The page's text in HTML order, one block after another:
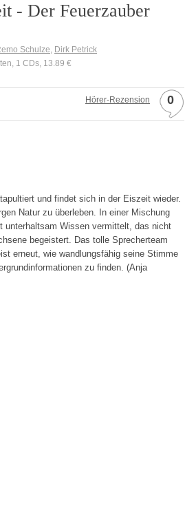
- Der Feuerzauber
Schulze, Dirk Petrick
1 CDs, 13.89 €
Hörer-Rezension 0
und findet sich in der Eiszeit wieder.
Natur zu überleben. In einer Mischung
unterhaltsam Wissen vermittelt, das nicht
begeistert. Das tolle Sprecherteam
erneut, wie wandlungsfähig seine Stimme
zu finden. (Anja